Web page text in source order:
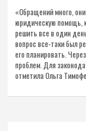
«Обращений много,
юридическую помощь,
решить все в один
вопрос все‑таки был
его планировать.
проблем. Для
отметила Ольга